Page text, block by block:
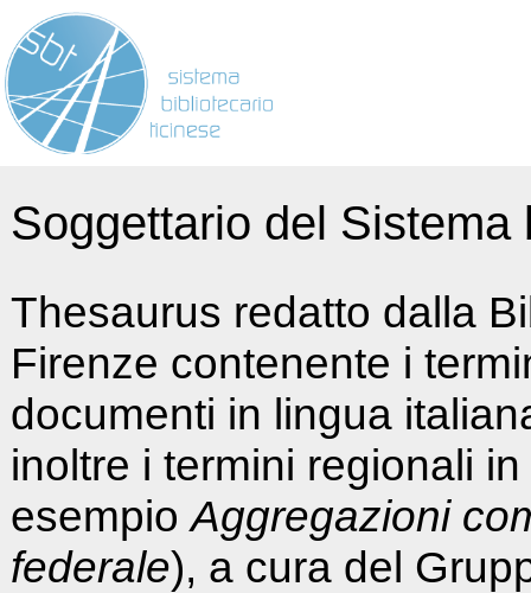
Soggettario del
Thesaurus redatto dalla
Firenze contenente i
documenti in lingua
inoltre i termini regionali
esempioAggregazioni
federale), a cura del